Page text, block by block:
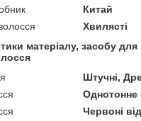
Китай
Хвилясті
матеріалу, засобу
Штучні,
Однотонне
Червоні